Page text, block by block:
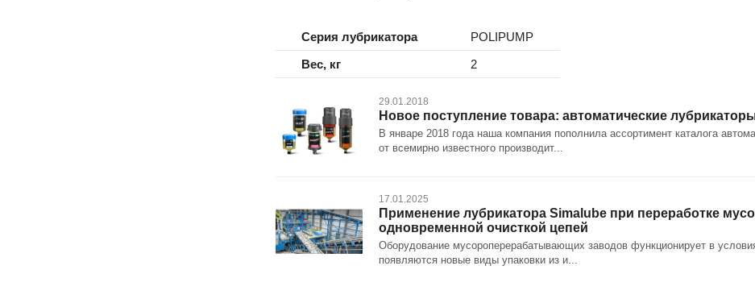
Серия лубрикатора
POLIPUMP
Вес, кг
2
29.01.2018
Новое поступление товара: автоматические
В январе 2018 года наша компания пополнила ассортимент каталога
от всемирно известного производит...
17.01.2025
Применение лубрикатора Simalube при переработке
одновременной очисткой цепей
Оборудование мусороперерабатывающих заводов функционирует в
появляются новые виды упаковки из и...